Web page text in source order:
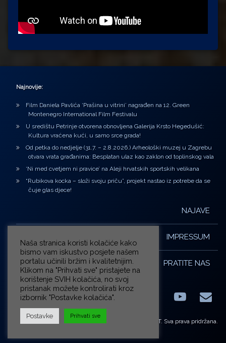
Najnovije:
Film Daniela Pavlića ‘Prašina u vitrini’ nagrađen na 12. Green
Montenegro International Film Festivalu
U središtu Petrinje otvorena obnovljena Galerija Krsto Hegedušić:
Kultura vraćena kući, u samo srce grada!
Od petka do nedjelje (31.7. – 2.8.2026.) Arheološki muzej u Zagrebu
otvara vrata građanima: Besplatan ulaz kao zaklon od toplinskog vala
‘Ni med cvetjem ni pravice’ na Aleji hrvatskih sportskih velikana
“Rubikova kocka – složi svoju priču”, projekt nastao iz potrebe da se
čuje glas djece!
NAJAVE
IMPRESSUM
PRATITE NAS
FacebookLinkedIn E-
© ZG-KULT. Sva prava pridržana.
Naša stranica koristi kolačiće kako
bismo vam iskustvo posjete našem
portalu učinili bržim i kvalitetnijim.
Klikom na "Prihvati sve" pristajete na
korištenje SVIH kolačića, no svoj
pristanak možete kontrolirati kroz
izbornik "Postavke kolačića".
Postavke Prihvati sve